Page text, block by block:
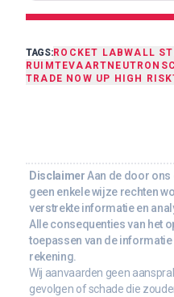
TAGS:ROCKET LABWALL
RUIMTEVAARTNEUTRON
TRADE NOW UP HIGH RISK
Disclaimer Aan de door
geen enkele wijze rechten
verstrekte informatie en
Alle consequenties van het
toepassen van de
rekening.
Wij aanvaarden geen
gevolgen of schade die